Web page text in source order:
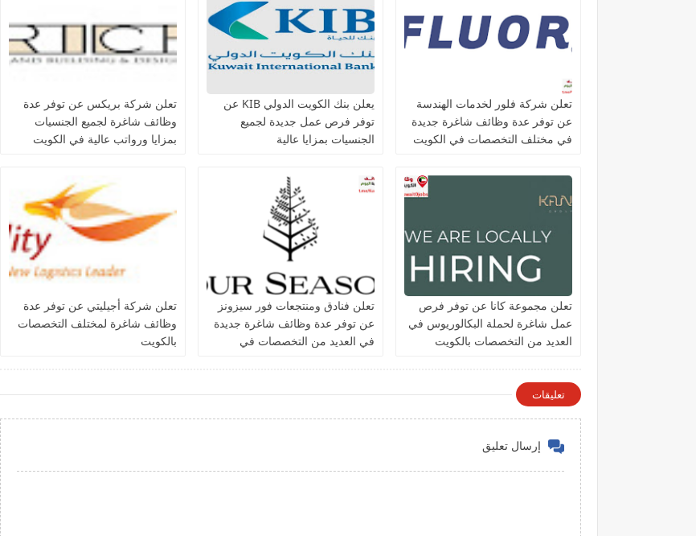
تعلن شركة فلور لخدمات الهندسة
عن توفر عدة وظائف شاغرة جديدة
في مختلف التخصصات في الكويت
يعلن بنك الكويت الدولي KIB عن
توفر فرص عمل جديدة لجميع
الجنسيات بمزايا عالية
تعلن شركة بريكس عن توفر عدة
وظائف شاغرة لجميع الجنسيات
بمزايا ورواتب عالية في الكويت
تعلن مجموعة كانا عن توفر فرص
عمل شاغرة لحملة البكالوريوس في
العديد من التخصصات بالكويت
تعلن فنادق ومنتجعات فور سيزونز‏
عن توفر عدة وظائف شاغرة جديدة
في العديد من التخصصات في
تعلن شركة أجيليتي عن توفر عدة
وظائف شاغرة لمختلف التخصصات
بالكويت
تعليقات
إرسال تعليق